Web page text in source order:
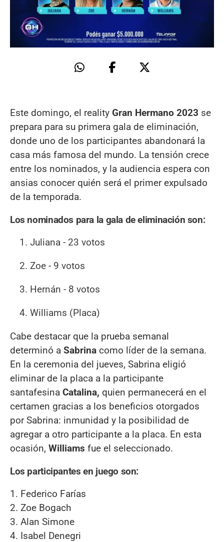
Este domingo, el reality Gran Hermano 2023 se
prepara para su primera gala de eliminación,
donde uno de los participantes abandonará la
casa más famosa del mundo. La tensión crece
entre los nominados, y la audiencia espera con
ansias conocer quién será el primer expulsado
de la temporada.
Los nominados para la gala de eliminación son:
Juliana - 23 votos
Zoe - 9 votos
Hernán - 8 votos
Williams (Placa)
Cabe destacar que la prueba semanal
determinó a Sabrina como líder de la semana.
En la ceremonia del jueves, Sabrina eligió
eliminar de la placa a la participante
santafesina Catalina, quien permanecerá en el
certamen gracias a los beneficios otorgados
por Sabrina: inmunidad y la posibilidad de
agregar a otro participante a la placa. En esta
ocasión, Williams fue el seleccionado.
Los participantes en juego son:
1. Federico Farías
2. Zoe Bogach
3. Alan Simone
4. Isabel Denegri